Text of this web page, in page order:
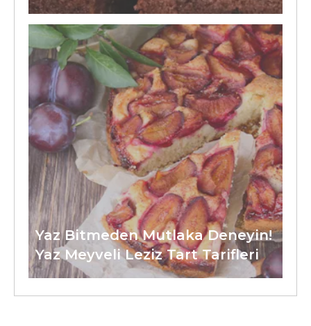
Yaz Bitmeden Mutlaka Deneyin!
Yaz Meyveli Leziz Tart Tarifleri